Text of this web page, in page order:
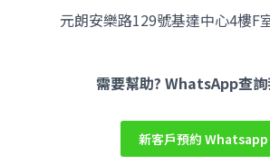
元朗安樂路129號基達中心4樓F
需要幫助? WhatsApp查
新客戶預約 Whatsapp
Facebook